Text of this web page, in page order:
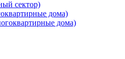
сектор)
дома)
дома)